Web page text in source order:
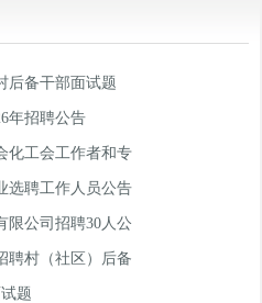
后备干部面试题
年招聘公告
化工会工作者和专
选聘工作人员公告
限公司招聘30人公
聘村（社区）后备
题